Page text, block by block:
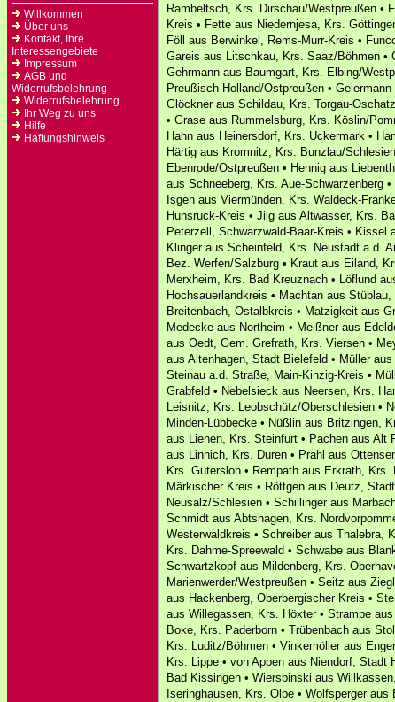
Willkommen
Über uns
Kontakt, Ihre
Interessengebiete
Impressum
AGB und
Widerrufsbelehrung
Widerrufsbelehrung
Ihr Weg zu uns
Hilfe
Haftungshinweis
Rambeltsch, Krs. Dirschau/Westpreußen •
Kreis • Fette aus Niedernjesa, Krs.
Föll aus Berwinkel, Rems-Murr-Kreis •
Gareis aus Litschkau, Krs. Saaz/Böhmen •
Gehrmann aus Baumgart, Krs. Elbing/
Preußisch Holland/Ostpreußen •
Glöckner aus Schildau, Krs. Torgau-
• Grase aus Rummelsburg, Krs. Köslin/
Hahn aus Heinersdorf, Krs. Uckermark •
Härtig aus Kromnitz, Krs. Bunzlau/
Ebenrode/Ostpreußen • Hennig aus
aus Schneeberg, Krs. Aue-Schwarzenberg
Isgen aus Viermünden, Krs. Waldeck-
Hunsrück-Kreis • Jilg aus Altwasser, Krs.
Peterzell, Schwarzwald-Baar-Kreis •
Klinger aus Scheinfeld, Krs. Neustadt a.d.
Bez. Werfen/Salzburg • Kraut aus Eiland,
Merxheim, Krs. Bad Kreuznach • Löflund
Hochsauerlandkreis • Machtan aus
Breitenbach, Ostalbkreis • Matzigkeit aus
Medecke aus Northeim • Meißner aus
aus Oedt, Gem. Grefrath, Krs. Viersen •
aus Altenhagen, Stadt Bielefeld • Müller
Steinau a.d. Straße, Main-Kinzig-Kreis •
Grabfeld • Nebelsieck aus Neersen, Krs.
Leisnitz, Krs. Leobschütz/Oberschlesien •
Minden-Lübbecke • Nüßlin aus Britzingen,
aus Lienen, Krs. Steinfurt • Pachen aus Alt
aus Linnich, Krs. Düren • Prahl aus
Krs. Gütersloh • Rempath aus Erkrath,
Märkischer Kreis • Röttgen aus Deutz,
Neusalz/Schlesien • Schillinger aus
Schmidt aus Abtshagen, Krs.
Westerwaldkreis • Schreiber aus Thalebra,
Krs. Dahme-Spreewald • Schwabe aus
Schwartzkopf aus Mildenberg, Krs.
Marienwerder/Westpreußen • Seitz aus
aus Hackenberg, Oberbergischer Kreis •
aus Willegassen, Krs. Höxter • Strampe
Boke, Krs. Paderborn • Trübenbach aus
Krs. Luditz/Böhmen • Vinkemöller aus
Krs. Lippe • von Appen aus Niendorf, Stadt
Bad Kissingen • Wiersbinski aus
Iseringhausen, Krs. Olpe • Wolfsperger